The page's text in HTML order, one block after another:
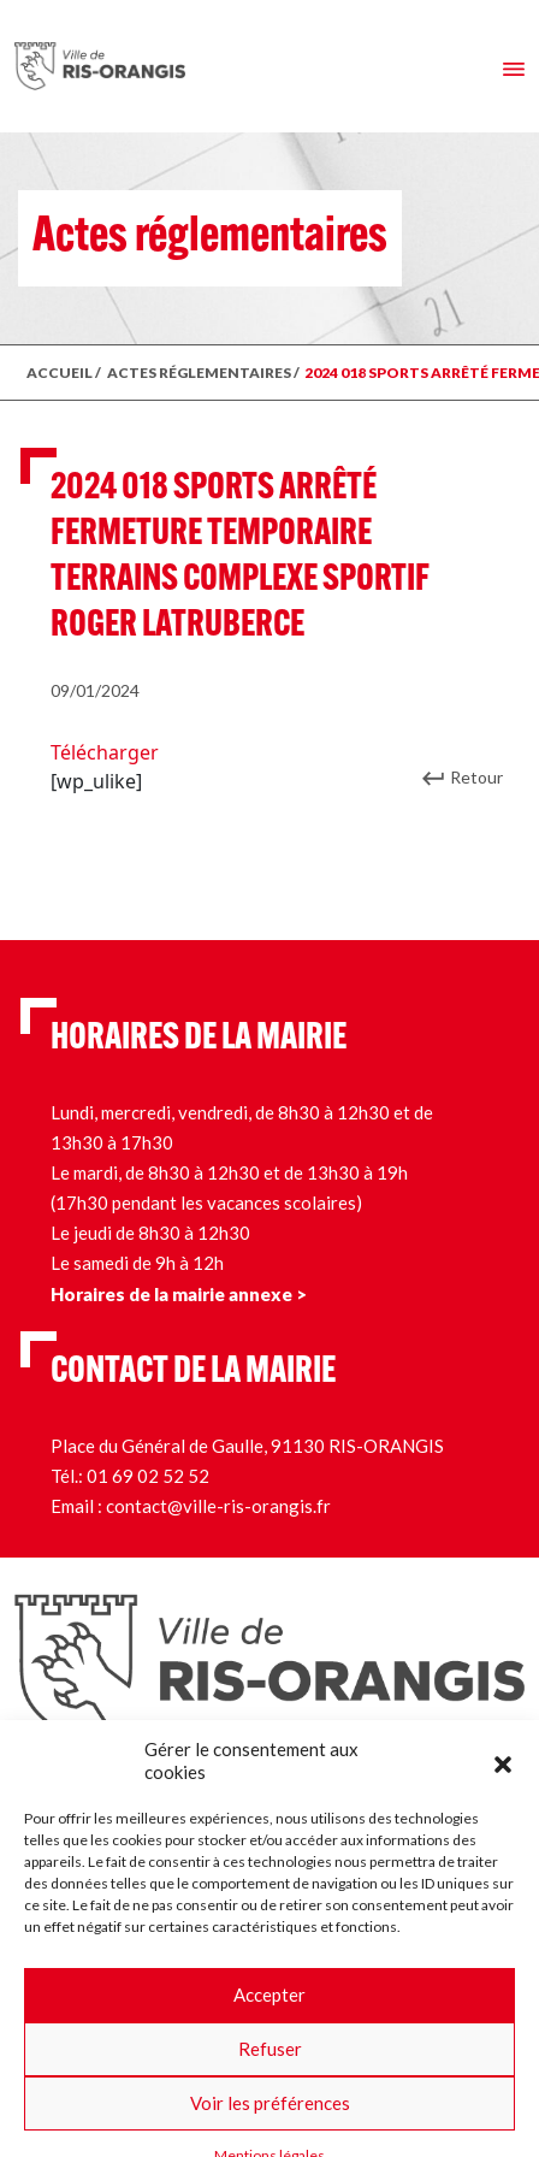
Gérer le consentement aux
cookies
Pour offrir les meilleures expériences, nous utilisons des technologies
telles que les cookies pour stocker et/ou accéder aux informations des
appareils. Le fait de consentir à ces technologies nous permettra de traiter
des données telles que le comportement de navigation ou les ID uniques sur
ce site. Le fait de ne pas consentir ou de retirer son consentement peut avoir
un effet négatif sur certaines caractéristiques et fonctions.
Accepter
Refuser
Voir les préférences
Actes réglementaires
ACCUEIL/ ACTES RÉGLEMENTAIRES/ 2024 018 SPORTS ARRÊTÉ
2024 018 SPORTS ARRÊTÉ
FERMETURE TEMPORAIRE
TERRAINS COMPLEXE SPORTIF
ROGER LATRUBERCE
09/01/2024
Télécharger
[wp_ulike]
Retour
HORAIRES DE LA MAIRIE
Lundi, mercredi, vendredi, de 8h30 à 12h30 et de
13h30 à 17h30
Le mardi, de 8h30 à 12h30 et de 13h30 à 19h
(17h30 pendant les vacances scolaires)
Le jeudi de 8h30 à 12h30
Le samedi de 9h à 12h
Horaires de la mairie annexe >
CONTACT DE LA MAIRIE
Place du Général de Gaulle, 91130 RIS-ORANGIS
Tél.: 01 69 02 52 52
Email : contact@ville-ris-orangis.fr
Ris-Orangis
@2022 — Tous droits réservés
Plan du site
Contact
Accessibilité
Crédits
Les marchés publics
Suggestions & Améliorations
Facebook
InstaTwitterYoutube